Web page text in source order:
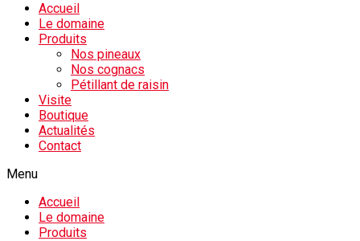
Accueil
Le domaine
Produits
Nos pineaux
Nos cognacs
Pétillant de raisin
Visite
Boutique
Actualités
Contact
Menu
Accueil
Le domaine
Produits